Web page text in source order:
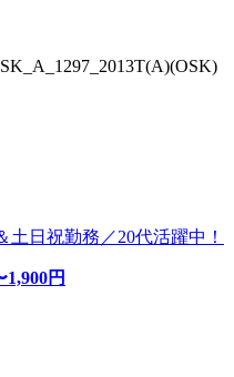
土日祝勤務／20代活躍中！
1,900円